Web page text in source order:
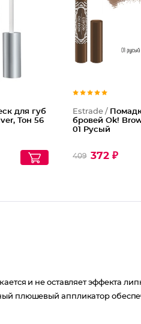
для губ
Тон 56
Estrade /
бровей Ok!
01 Русый
409 372 ₽
и не оставляет эффекта
плюшевый аппликатор